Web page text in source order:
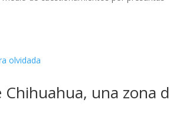
Chihuahua, una zona